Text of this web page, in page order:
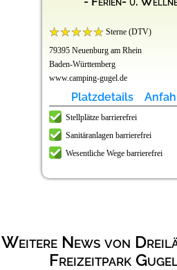
Sterne (DTV)
79395 Neuenburg am Rhein
Baden-Württemberg
www.camping-gugel.de
Platzdetails
Stellplätze barrierefrei
Sanitäranlagen barrierefrei
Wesentliche Wege barrierefrei
Weitere News von
Freizeitpark